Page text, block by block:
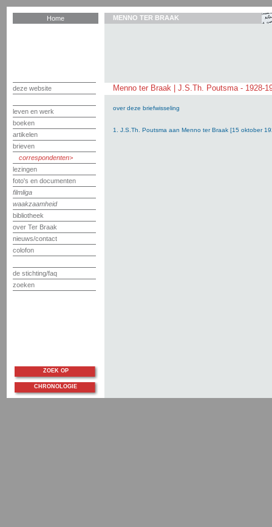
Home
deze website
leven en werk
boeken
artikelen
brieven
correspondenten
lezingen
foto's en documenten
filmliga
waakzaamheid
bibliotheek
over Ter Braak
nieuws/contact
colofon
de stichting/faq
zoeken
MENNO TER BRAAK
Menno ter Braak | J.S.Th. Poutsma - 1928-
over deze briefwisseling
1. J.S.Th. Poutsma aan Menno ter Braak [15 oktober
ZOEK OP
CHRONOLOGIE